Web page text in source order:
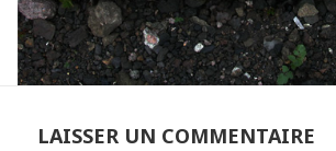
LAISSER UN COMMENTAIRE